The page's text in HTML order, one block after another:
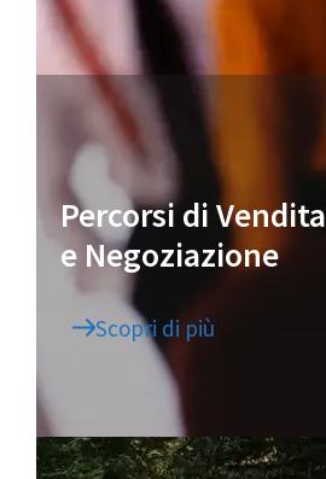
Percorsi di Vendita
e Negoziazione
Scopri di più